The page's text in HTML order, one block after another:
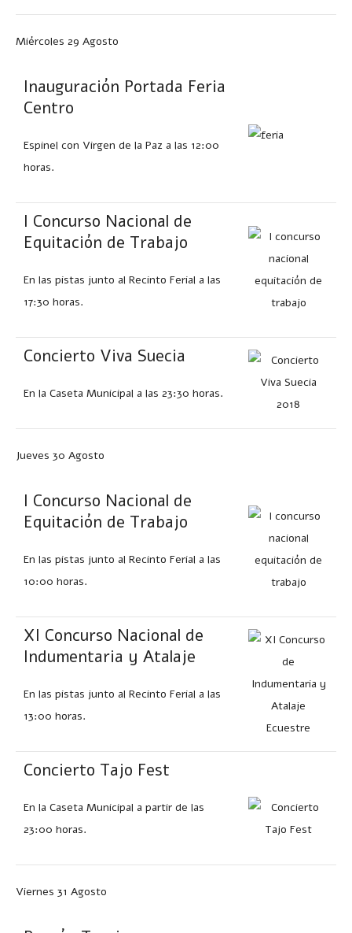
Miércoles 29 Agosto
Inauguración Portada Feria
Centro
Espinel con Virgen de la Paz a las 12:00
horas.
I Concurso Nacional de
Equitación de Trabajo
En las pistas junto al Recinto Ferial a las
17:30 horas.
Concierto Viva Suecia
En la Caseta Municipal a las 23:30 horas.
Jueves 30 Agosto
I Concurso Nacional de
Equitación de Trabajo
En las pistas junto al Recinto Ferial a las
10:00 horas.
XI Concurso Nacional de
Indumentaria y Atalaje
En las pistas junto al Recinto Ferial a las
13:00 horas.
Concierto Tajo Fest
En la Caseta Municipal a partir de las
23:00 horas.
Viernes 31 Agosto